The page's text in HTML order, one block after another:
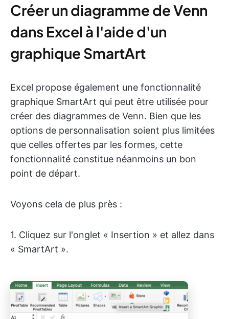
Créer un diagramme de Venn
dans Excel à l'aide d'un
graphique SmartArt
Excel propose également une fonctionnalité
graphique SmartArt qui peut être utilisée pour
créer des diagrammes de Venn. Bien que les
options de personnalisation soient plus limitées
que celles offertes par les formes, cette
fonctionnalité constitue néanmoins un bon
point de départ.
Voyons cela de plus près :
1. Cliquez sur l'onglet « Insertion » et allez dans
« SmartArt ».